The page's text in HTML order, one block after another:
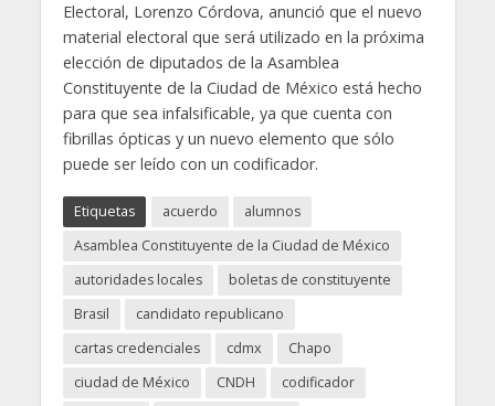
Electoral, Lorenzo Córdova, anunció que el nuevo
material electoral que será utilizado en la próxima
elección de diputados de la Asamblea
Constituyente de la Ciudad de México está hecho
para que sea infalsificable, ya que cuenta con
fibrillas ópticas y un nuevo elemento que sólo
puede ser leído con un codificador.
Etiquetas acuerdo
alumnos
Asamblea Constituyente de la Ciudad de México
autoridades locales
boletas de constituyente
Brasil
candidato republicano
cartas credenciales
cdmx
Chapo
ciudad de México
CNDH
codificador